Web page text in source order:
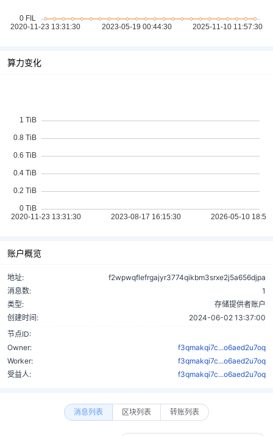
算力变化
账户概览
地址:
f2wpwqflefrgajyr3774qikbm3srxe2j5a656djpa
消息数:
1
类型:
存储提供者账户
创建时间:
2024-06-02 13:37:00
节点ID:
Owner:
f3qmakqi7c...o6aed2u7oq
Worker:
f3qmakqi7c...o6aed2u7oq
受益人:
f3qmakqi7c...o6aed2u7oq
消息列表 区块列表 转账列表